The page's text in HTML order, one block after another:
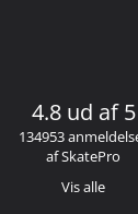
4.8 ud af 5
134953
af SkatePro
Vis alle